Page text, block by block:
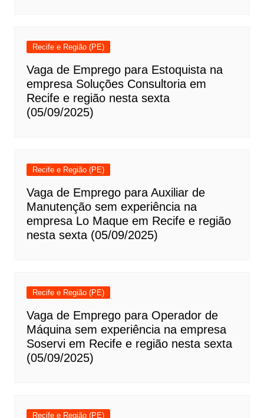
Recife e Região (PE)
Vaga de Emprego para Estoquista na
empresa Soluções Consultoria em
Recife e região nesta sexta
(05/09/2025)
Recife e Região (PE)
Vaga de Emprego para Auxiliar de
Manutenção sem experiência na
empresa Lo Maque em Recife e região
nesta sexta (05/09/2025)
Recife e Região (PE)
Vaga de Emprego para Operador de
Máquina sem experiência na empresa
Soservi em Recife e região nesta sexta
(05/09/2025)
Recife e Região (PE)